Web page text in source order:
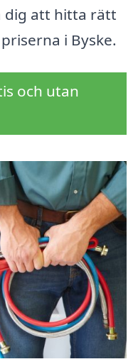
dig att hitta rätt
i Byske.
och utan